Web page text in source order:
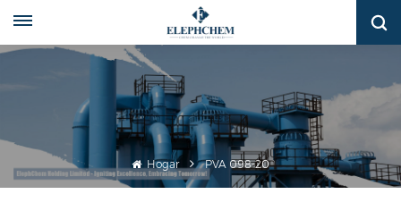
Hogar PVA 098-20